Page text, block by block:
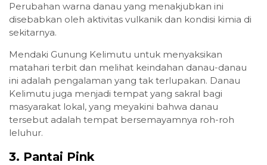
Perubahan warna danau yang menakjubkan ini
disebabkan oleh aktivitas vulkanik dan kondisi kimia di
sekitarnya.
Mendaki Gunung Kelimutu untuk menyaksikan
matahari terbit dan melihat keindahan danau-danau
ini adalah pengalaman yang tak terlupakan. Danau
Kelimutu juga menjadi tempat yang sakral bagi
masyarakat lokal, yang meyakini bahwa danau
tersebut adalah tempat bersemayamnya roh-roh
leluhur.
3. Pantai Pink